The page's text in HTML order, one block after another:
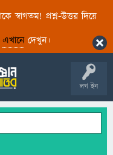
স্বাগতম! প্রশ্ন-উত্তর দিয়ে
এখানেদেখুন।
লগ ইন